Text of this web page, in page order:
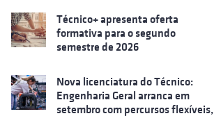
Técnico+ apresenta oferta
formativa para o segundo
semestre de 2026
Nova licenciatura do Técnico:
Engenharia Geral arranca em
setembro com percursos flexíveis,